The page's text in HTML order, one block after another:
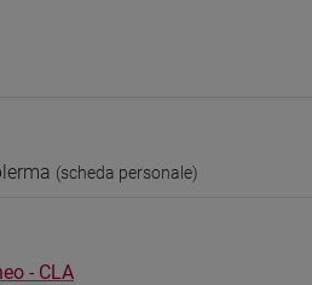
(scheda personale)
- CLA